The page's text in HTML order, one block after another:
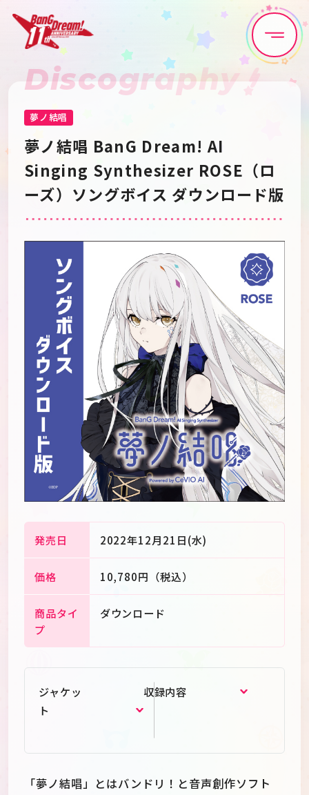
Home News
Live•Event
Artist Anime
About
Goods
Discography
夢ノ結唱
夢ノ結唱 BanG Dream! AI
Singing Synthesizer ROSE（ロ
ーズ）ソングボイス ダウンロード版
発売日 2022年12月21日(水)
価格 10,780円（税込）
商品タイ
プ
ダウンロード
ジャケッ
ト
収録内容
「夢ノ結唱」とはバンドリ！と音声創作ソフト